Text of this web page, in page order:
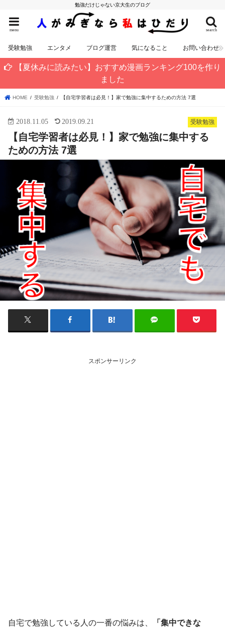
勉強だけじゃない京大生のブログ
search
menu
受験勉強 エンタメ ブログ運営 気になること お問い合わせ
【夏休みに読みたい】おすすめ漫画ランキング100を作り
ました
HOME 受験勉強 【自宅学習者は必見！】家で勉強に集中するための方法 7選
受験勉強
2018.11.05 2019.09.21
【自宅学習者は必見！】家で勉強に集中する
ための方法 7選
スポンサーリンク
自宅で勉強している人の一番の悩みは、
「集中できな